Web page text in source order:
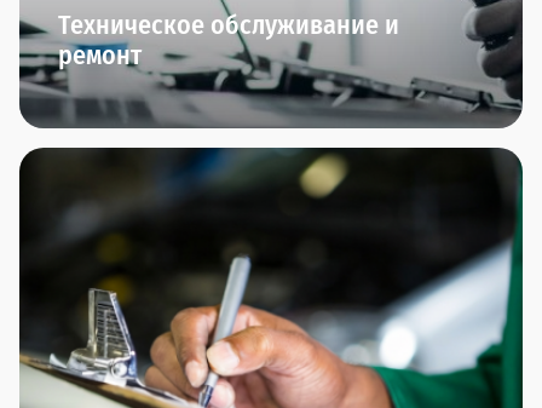
Техническое обслуживание и
ремонт
Мы начинаем заботиться о вашем автомобиле
сразу после того, как вы его приобрели.
В Прагматика мы приглашаем вас на ТО-0 через
полгода после приобретения автомобиля. Далее
вы сможете пройти плановое ТО и межсервисное
ТО.